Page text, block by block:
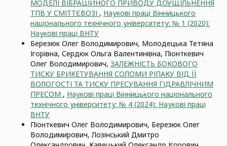
МОДЕЛІ ВІБРАЦІЙНОГО ПРИВОДУ ДОУЩІЛЬНЕННЯ
ТПВ У СМІТТЄВОЗІ , Наукові праці Вінницького
національного технічного університету: № 1 (2020):
Наукові праці ВНТУ
Березюк Олег Володимирович, Молодецька Тетяна
Ігорівна, Сердюк Ольга Валентинівна, Піонткевич
Олег Володимирович, ЗАЛЕЖНІСТЬ БОКОВОГО
ТИСКУ БРИКЕТУВАННЯ СОЛОМИ РІПАКУ ВІД ЇЇ
ВОЛОГОСТІ ТА ТИСКУ ПРЕСУВАННЯ ГІДРАВЛІЧНИМ
ПРЕСОМ , Наукові праці Вінницького національного
технічного університету: № 4 (2024): Наукові праці
ВНТУ
Піонткевич Олег Володимирович, Березюк Олег
Володимирович, Лозінський Дмитро